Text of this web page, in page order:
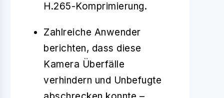
H.265-Komprimierung.
Zahlreiche Anwender
berichten, dass diese
Kamera Überfälle
verhindern und Unbefugte